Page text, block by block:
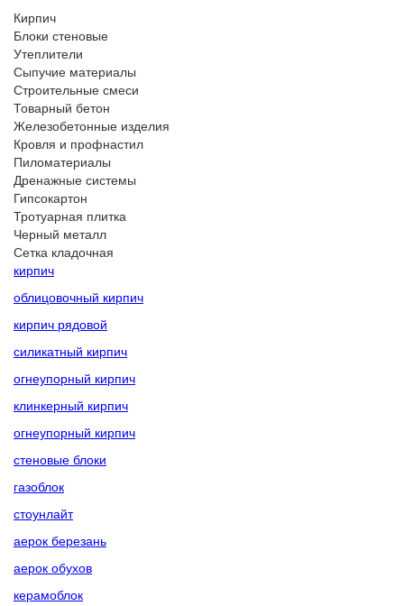
Кирпич
Блоки стеновые
Утеплители
Сыпучие материалы
Строительные смеси
Товарный бетон
Железобетонные изделия
Кровля и профнастил
Пиломатериалы
Дренажные системы
Гипсокартон
Тротуарная плитка
Черный металл
Сетка кладочная
кирпич
облицовочный кирпич
кирпич рядовой
силикатный кирпич
огнеупорный кирпич
клинкерный кирпич
огнеупорный кирпич
стеновые блоки
газоблок
стоунлайт
аерок березань
аерок обухов
керамоблок